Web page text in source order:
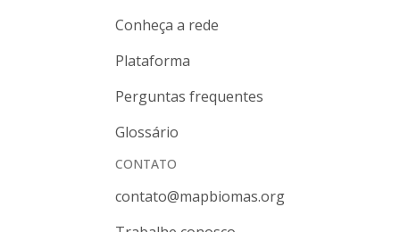
Conheça a rede
Plataforma
Perguntas frequentes
Glossário
CONTATO
contato@mapbiomas.org